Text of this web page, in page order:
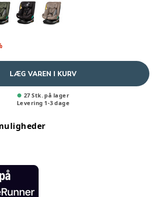
LÆG VAREN I KURV
27 Stk. på lager
Levering 1-3 dage